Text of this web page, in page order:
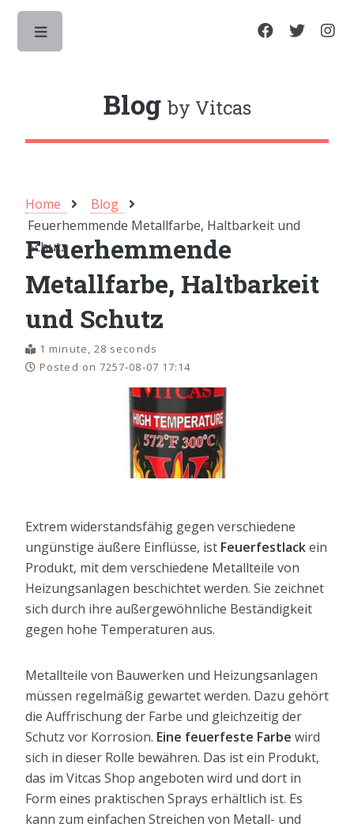
Blog by Vitcas
Home
Blog
Feuerhemmende Metallfarbe, Haltbarkeit und
Schutz
Feuerhemmende
Metallfarbe, Haltbarkeit
und Schutz
1 minute, 28 seconds
Posted on 7257-08-07 17:14
Extrem widerstandsfähig gegen verschiedene
ungünstige äußere Einflüsse, ist Feuerfestlackein
Produkt, mit dem verschiedene Metallteile von
Heizungsanlagen beschichtet werden. Sie zeichnet
sich durch ihre außergewöhnliche Beständigkeit
gegen hohe Temperaturen aus.
Metallteile von Bauwerken und Heizungsanlagen
müssen regelmäßig gewartet werden. Dazu gehört
die Auffrischung der Farbe und gleichzeitig der
Schutz vor Korrosion. Eine feuerfeste Farbe wird
sich in dieser Rolle bewähren. Das ist ein Produkt,
das im Vitcas Shop angeboten wird und dort in
Form eines praktischen Sprays erhältlich ist. Es
kann zum einfachen Streichen von Metall- und